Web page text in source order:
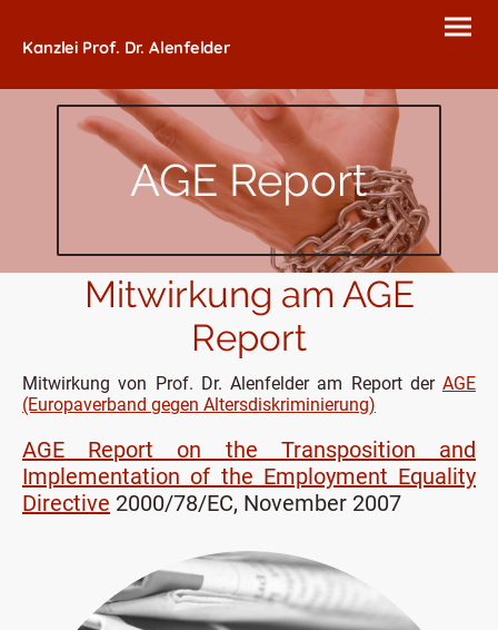
Kanzlei Prof. Dr. Alenfelder
AGE Report
Mitwirkung am AGE
Report
Mitwirkung von Prof. Dr. Alenfelder am Report der AGE
(Europaverband gegen Altersdiskriminierung)
AGE Report on the Transposition and
Implementation of the Employment Equality
Directive 2000/78/EC, November 2007